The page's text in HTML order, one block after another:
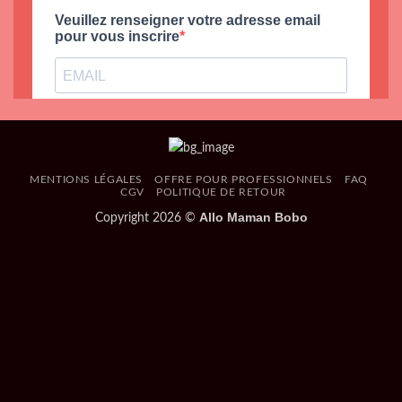
MENTIONS LÉGALES OFFRE POUR PROFESSIONNELS
FAQ
CGV
POLITIQUE DE RETOUR
Copyright 2026 © Allo Maman Bobo